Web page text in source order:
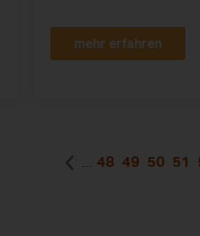
mehr erfahren
… 48 49 50 51